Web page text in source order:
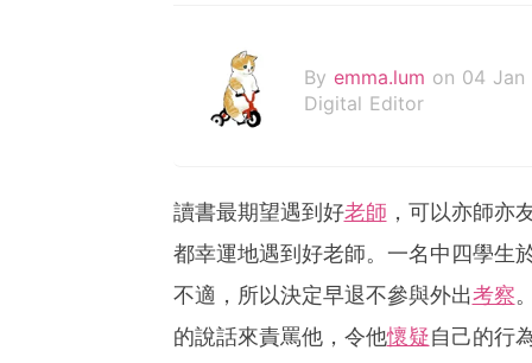
By emma.lum on 04 Jan
Digital Editor
讀書最期望遇到好老師 ，可以亦師亦
都幸運地遇到好老師。一名中四學生
不適，所以決定早退不參與外出考察
的說話來責罵他，令他懷疑自己的行